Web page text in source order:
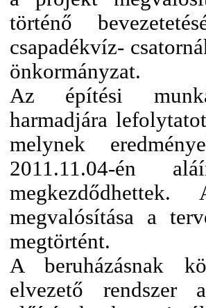
történő
csapadékvíz-
önkormányzat.
Az építési
harmadjára
melynek
2011.11.04-én
megvalósítása a
megtörtént.
A beruházásnak
elvezető rendszer